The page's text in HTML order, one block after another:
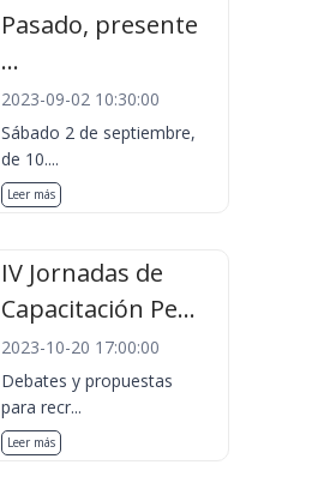
Pasado, presente
...
2023-09-02 10:30:00
Sábado 2 de septiembre,
de 10....
Leer más
IV Jornadas de
Capacitación Pe...
2023-10-20 17:00:00
Debates y propuestas
para recr...
Leer más